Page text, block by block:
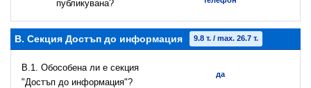
публикувана?
B. Секция Достъп до информация 9.8 т. / max. 26.7 т.
В.1. Обособена ли е секция
"Достъп до информация"?
да